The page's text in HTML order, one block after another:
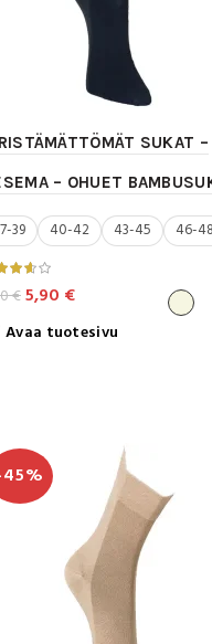
SUKAT –
– OHUET
39 40-42 43-45 46-48
€Alkuperäinen
hinta
5,90 €Nykyinen
hinta
Avaa tuotesivu
Voit
tehdä
valinnat
tuotteen
sivulla.